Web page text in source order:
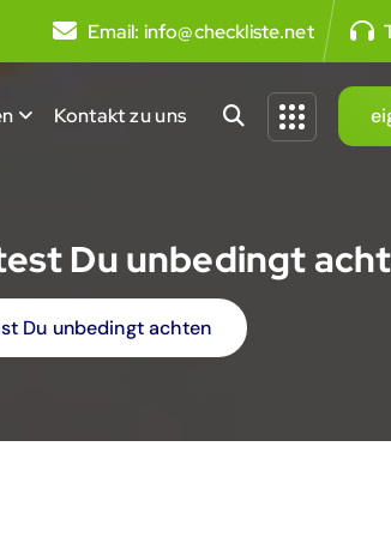
Email: info@checkliste.net
Kontakt zu uns
Du unbedingt
Du unbedingt achten